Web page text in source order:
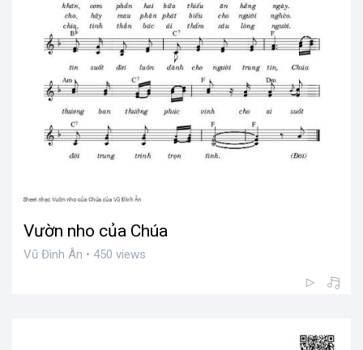
Vườn nho của Chúa
Vũ Đình Ân • 450 views